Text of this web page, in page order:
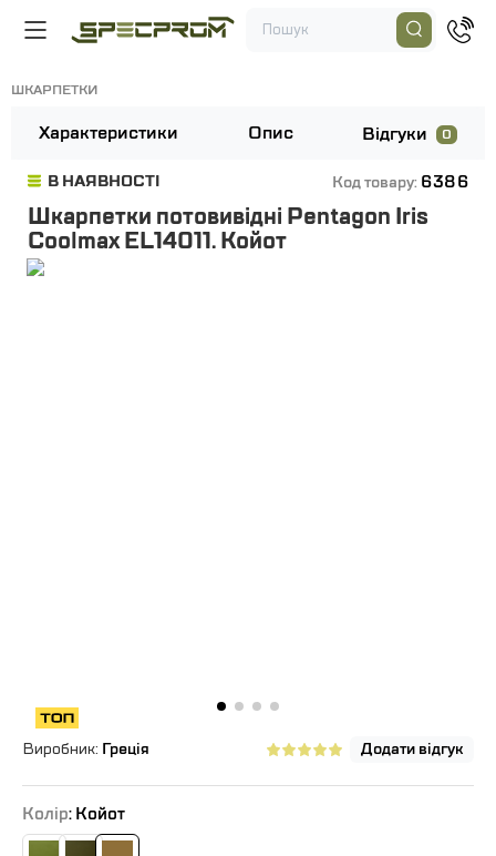
ШКАРПЕТКИ
Характеристики Опис Відгуки 0
В НАЯВНОСТІ Код товару: 6386
Шкарпетки потовивідні Pentagon Iris
Coolmax EL14011. Койот
Додати відгук
Виробник: Греція
Колір: Койот